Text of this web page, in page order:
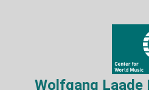
Wolfgang